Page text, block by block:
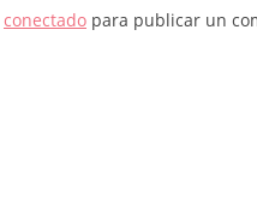
conectado para publicar un